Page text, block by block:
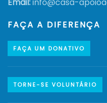
FAÇA A DIFERENÇA
FAÇA UM DONATIVO
TORNE-SE VOLUNTÁRIO